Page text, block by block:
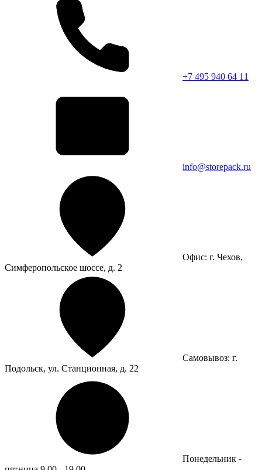
+7 495 940 64 11
info@storepack.ru
Офис: г. Чехов,
Симферопольское шоссе, д. 2
Самовывоз: г.
Подольск, ул. Станционная, д. 22
Понедельник -